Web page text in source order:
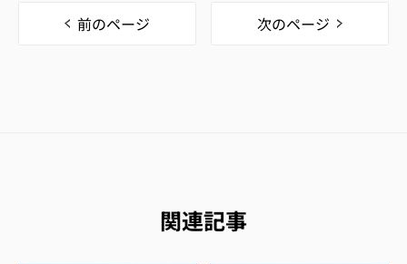
前のページ 次のページ
関連記事